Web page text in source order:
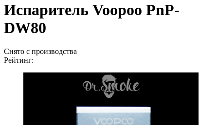
Испаритель Voopoo PnP-
DW80
Снято с производства
Рейтинг: